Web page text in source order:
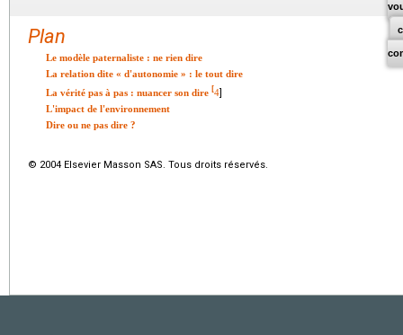
Plan
Le modèle paternaliste : ne rien dire
La relation dite « d'autonomie » : le tout dire
La vérité pas à pas : nuancer son dire [4]
L'impact de l'environnement
Dire ou ne pas dire ?
© 2004 Elsevier Masson SAS. Tous droits réservés.